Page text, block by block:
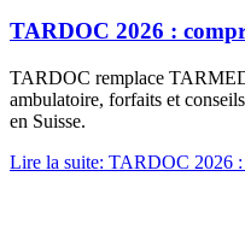
TARDOC 2026 :
TARDOC remplace
ambulatoire, forfaits et
en Suisse.
Lire la suite: TARDOC 2026 :